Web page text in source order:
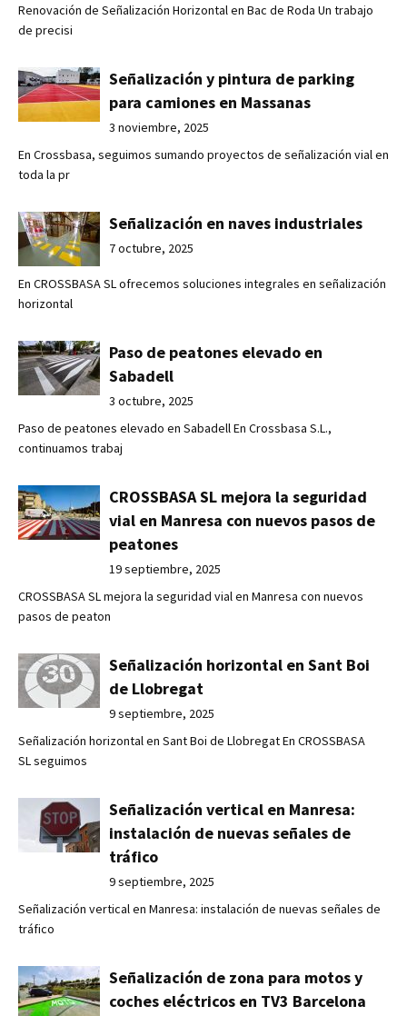
Renovación de Señalización Horizontal en Bac de Roda Un trabajo
de precisi
Señalización y pintura de parking
para camiones en Massanas
3 noviembre, 2025
En Crossbasa, seguimos sumando proyectos de señalización vial en
toda la pr
Señalización en naves industriales
7 octubre, 2025
En CROSSBASA SL ofrecemos soluciones integrales en señalización
horizontal
Paso de peatones elevado en
Sabadell
3 octubre, 2025
Paso de peatones elevado en Sabadell En Crossbasa S.L.,
continuamos trabaj
CROSSBASA SL mejora la seguridad
vial en Manresa con nuevos pasos de
peatones
19 septiembre, 2025
CROSSBASA SL mejora la seguridad vial en Manresa con nuevos
pasos de peaton
Señalización horizontal en Sant Boi
de Llobregat
9 septiembre, 2025
Señalización horizontal en Sant Boi de Llobregat En CROSSBASA
SL seguimos
Señalización vertical en Manresa:
instalación de nuevas señales de
tráfico
9 septiembre, 2025
Señalización vertical en Manresa: instalación de nuevas señales de
tráfico
Señalización de zona para motos y
coches eléctricos en TV3 Barcelona